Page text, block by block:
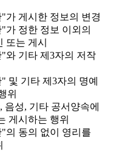
가 게시한 정보의 변경
가 정한 정보 이외의
또는 게시
와 기타 제3자의 저작
및 기타 제3자의 명예
위
음성, 기타 공서양속에
게시하는 행위
의 동의 없이 영리를